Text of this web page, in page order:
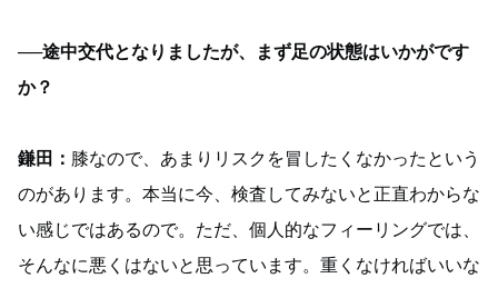
──途中交代となりましたが、まず足の状態はいかがです
か？
鎌田： 膝なので、あまりリスクを冒したくなかったという
のがあります。本当に今、検査してみないと正直わからな
い感じではあるので。ただ、個人的なフィーリングでは、
そんなに悪くはないと思っています。重くなければいいな